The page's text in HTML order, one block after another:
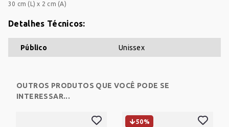
Adicione produtos clicando em 'Comprar com
FUNGICIDA
HERBICIDA INSETICIDA
SEMENTES
30 cm (L) x 2 cm (A)
Detalhes Técnicos:
Público Unissex
OUTROS PRODUTOS QUE VOCÊ PODE SE
INTERESSAR...
50%